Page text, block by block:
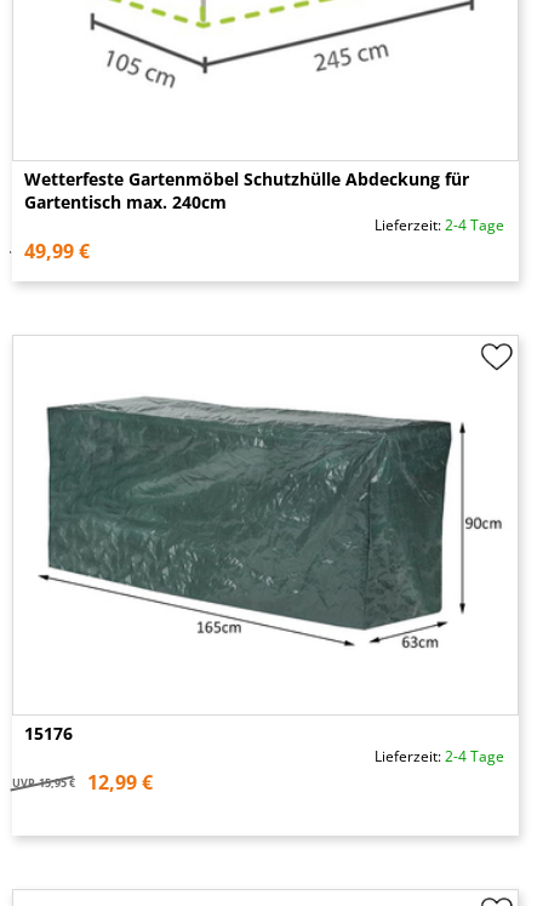
Wetterfeste Gartenmöbel Schutzhülle Abdeckung für
Gartentisch max. 240cm
Lieferzeit:2-4 Tage
49,99 €
15176
Lieferzeit:2-4 Tage
UVP 15,95 € 12,99 €